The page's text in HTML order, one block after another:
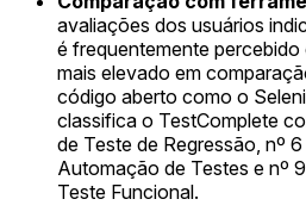
avaliações dos usuários
é frequentemente
mais elevado em
código aberto como o
classifica o TestComplete
de Teste de Regressão, nº
Automação de Testes e nº
Teste Funcional.